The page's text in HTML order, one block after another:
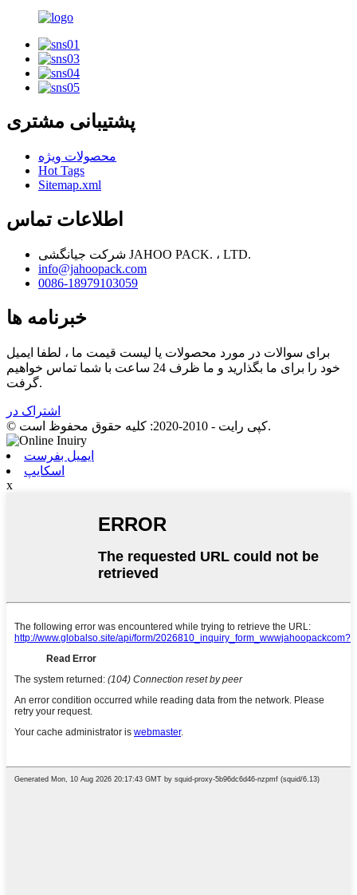
پشتیبانی مشتری
محصولات ویژه
Hot Tags
Sitemap.xml
اطلاعات تماس
شرکت جیانگشی JAHOO PACK. ، LTD.
info@jahoopack.com
0086-18979103059
خبرنامه ها
برای سوالات در مورد محصولات یا لیست قیمت ما ، لطفا ایمیل
خود را برای ما بگذارید و ما ظرف 24 ساعت با شما تماس خواهیم
گرفت.
اشتراک در
© کپی رایت - 2010-2020: کلیه حقوق محفوظ است.
ایمیل بفرست
اسکایپ
x